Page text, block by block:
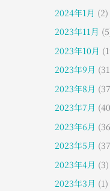
2024年1月 (2)
2023年11月
2023年10月
2023年9月
2023年8月
2023年7月
2023年6月
2023年5月
2023年4月 (3)
2023年3月 (1)